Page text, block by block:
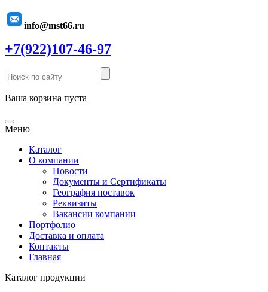
info@mst66.ru
+7(922)107-46-97
Ваша корзина пуста
Меню
Каталог
О компании
Новости
Документы и Сертификаты
География поставок
Реквизиты
Вакансии компании
Портфолио
Доставка и оплата
Контакты
Главная
Каталог продукции